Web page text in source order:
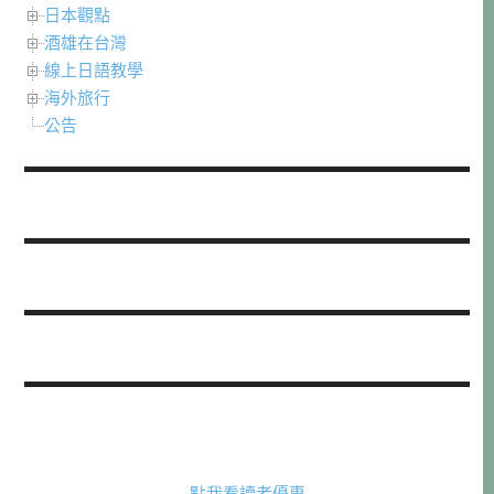
日本觀點
酒雄在台灣
線上日語教學
海外旅行
公告